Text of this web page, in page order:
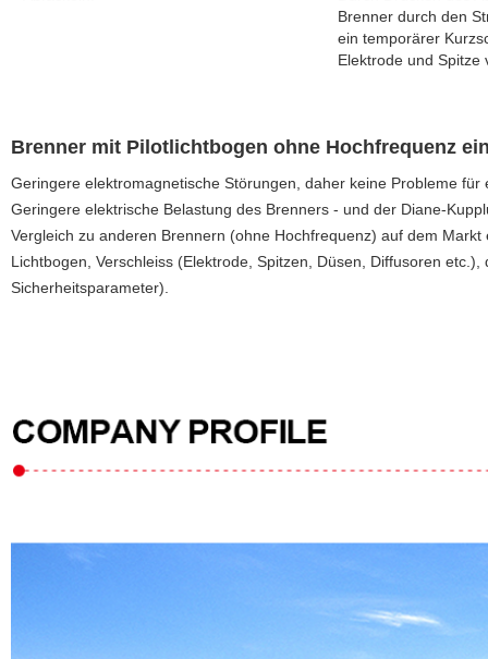
Brenner durch den
ein temporärer
Elektrode und Spitze
Brenner mit Pilotlichtbogen ohne Hochfrequenz
Geringere elektromagnetische Störungen, daher keine Probleme
Geringere elektrische Belastung des Brenners - und der Diane-
Vergleich zu anderen Brennern (ohne Hochfrequenz) auf dem
Lichtbogen, Verschleiss (Elektrode, Spitzen, Düsen, Diffusoren
Sicherheitsparameter).